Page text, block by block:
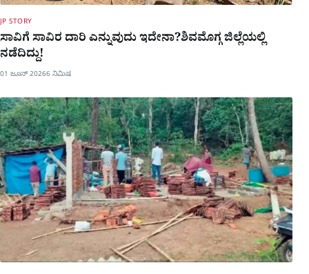
JP STORY
ಸಾವಿಗೆ ಸಾವಿರ ದಾರಿ ಎನ್ನುವುದು ಇದೇನಾ?ಶಿವಮೊಗ್ಗ ಜಿಲ್ಲೆಯಲ್ಲಿ
ನಡೆದಿದ್ದು!
01 ಜೂನ್ 20266 ನಿಮಿಷ